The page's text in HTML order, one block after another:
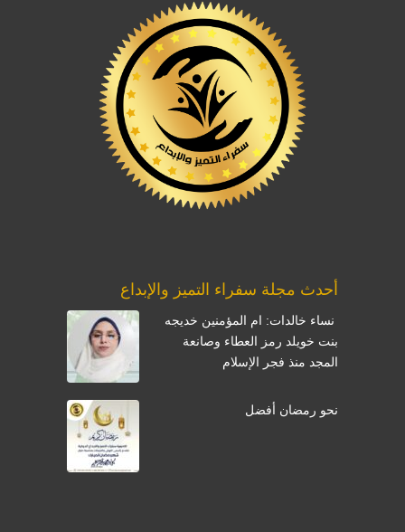
أحدث مجلة سفراء التميز والإبداع
نساء خالدات: ام المؤمنين خديجه
بنت خويلد رمز العطاء وصانعة
المجد منذ فجر الإسلام
نحو رمضان أفضل